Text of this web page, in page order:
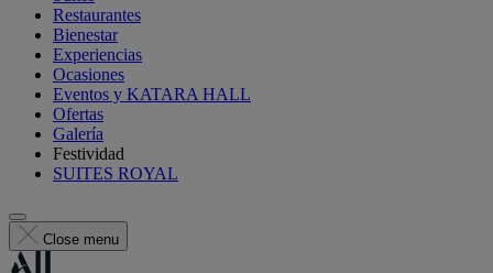
Restaurantes
Bienestar
Experiencias
Ocasiones
Eventos y KATARA HALL
Ofertas
Galería
Festividad
SUITES ROYAL
Close menu